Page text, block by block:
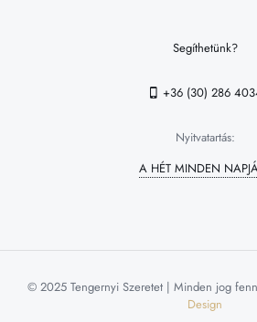
Segíthetünk?
+36 (30) 286
Nyitvatartás:
A HÉT MINDEN
© 2025 Tengernyi Szeretet | Minden jog
Design